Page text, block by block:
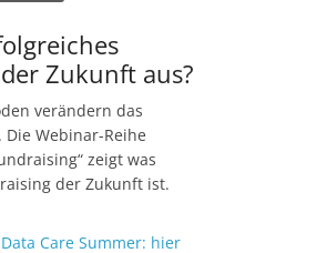
Zukunft aus?
verändern das
Webinar-Reihe
zeigt was
der Zukunft ist.